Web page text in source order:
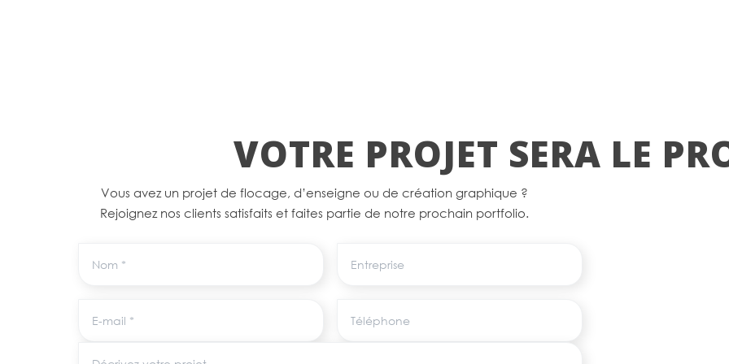
VOTRE PROJET SERA LE
Vous avez un projet de flocage, d’enseigne ou de création graphique ?
Rejoignez nos clients satisfaits et faites partie de notre prochain portfolio.